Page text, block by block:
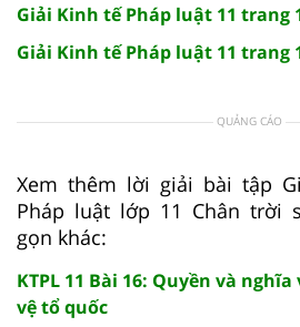
Giải Kinh tế Pháp luật 11 trang
Giải Kinh tế Pháp luật 11 trang
QUẢNG CÁO
Xem thêm lời giải bài tập
Pháp luật lớp 11 Chân trời
gọn khác:
KTPL 11 Bài 16: Quyền và
vệ tổ quốc